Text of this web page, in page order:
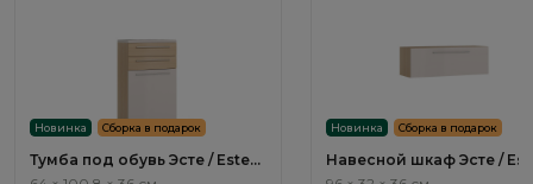
Новинка Сборка в подарок
Тумба под обувь Эсте / Este
SE001.1
Новинка Сборка в подарок
Навесной шкаф Эсте /
SE006.1